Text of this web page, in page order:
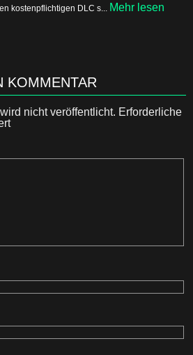
kostenpflichtigen DLC s... Mehr lesen
KOMMENTAR
nicht veröffentlicht. Erforderliche